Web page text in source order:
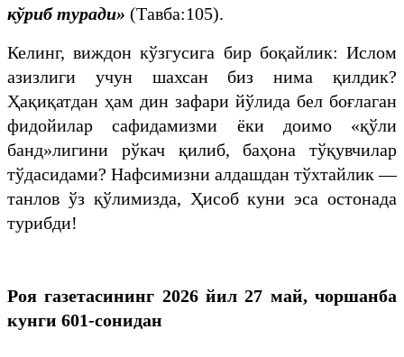
кўриб туради» (Тавба:105).
Келинг, виждон кўзгусига бир боқайлик: Ислом
азизлиги учун шахсан биз нима қилдик?
Ҳақиқатдан ҳам дин зафари йўлида бел боғлаган
фидойилар сафидамизми ёки доимо «қўли
банд»лигини рўкач қилиб, баҳона тўқувчилар
тўдасидами? Нафсимизни алдашдан тўхтайлик —
танлов ўз қўлимизда, Ҳисоб куни эса остонада
турибди!
Роя газетасининг 2026 йил 27 май, чоршанба
кунги 601-сонидан